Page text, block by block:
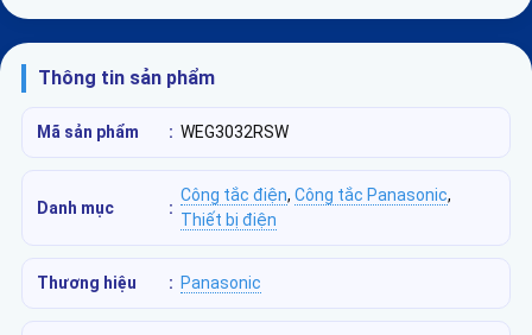
Thông tin sản phẩm
Mã sản phẩm : WEG3032RSW
Danh mục :
Công tắc điện, Công tắc Panasonic,
Thiết bị điện
Thương hiệu : Panasonic